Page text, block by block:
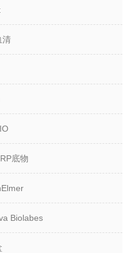
清
底物
Biolabes